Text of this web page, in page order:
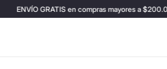
ENVÍO GRATIS en compras mayores a $200.000